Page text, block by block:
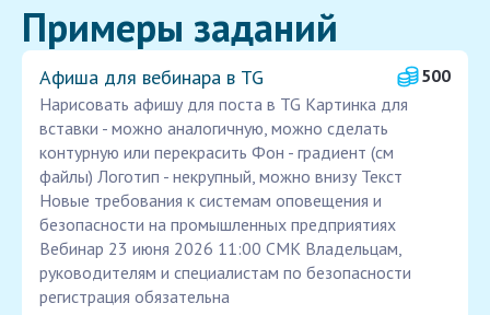
Примеры заданий
Афиша для вебинара в TG
500
Нарисовать афишу для поста в TG Картинка для
вставки - можно аналогичную, можно сделать
контурную или перекрасить Фон - градиент (см
файлы) Логотип - некрупный, можно внизу Текст
Новые требования к системам оповещения и
безопасности на промышленных предприятиях
Вебинар 23 июня 2026 11:00 СМК Владельцам,
руководителям и специалистам по безопасности
регистрация обязательна